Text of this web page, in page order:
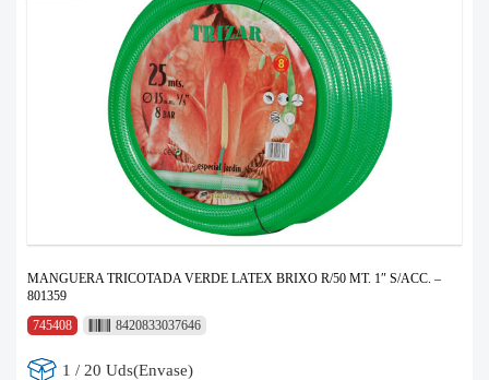
MANGUERA TRICOTADA VERDE LATEX BRIXO R/50 MT. 1″ S/ACC. –
801359
745408
8420833037646
1 / 20 Uds(Envase)